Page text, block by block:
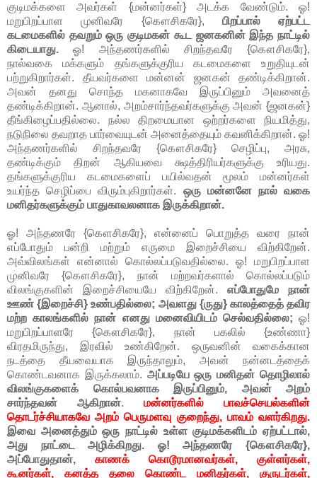
குடிமக்களை அவர்கள் {மன்னர்கள்} அடக்க வேண்டும். ஓ!
மறுபிறப்பாள முனிவரே {கௌசிகரே}, பிறப்பால் ஏற்பட்ட
கடமைகளில் தவறும் ஒரு குடிமகன் கூட ஜனகனின் இந்த நாட்டில்
கிடையாது. ஓ! அந்தணர்களில் சிறந்தவரே {கௌசிகரே},
நால்வகை மக்களும் தங்களுக்குரிய கடமைகளை உறுதியுடன்
பற்றுகிறார்கள். தீயவர்களை மன்னன் ஜனகன் தண்டிக்கிறான்.
அவன் தனது சொந்த மகனாகவே இருப்பினும் அவனைத்
தண்டிக்கிறான். ஆனால், அறம்சார்ந்தவர்களுக்கு அவன் {ஜனகன்}
தீங்கிழைப்பதில்லை. நல்ல திறமையான ஒற்றர்களை நியமித்து,
நடுநிலை தவறாத பார்வையுடன் அனைத்தையும் கவனிக்கிறான். ஓ!
அந்தணர்களில் சிறந்தவரே {கௌசிகரே} செழிப்பு, அரசு,
தண்டிக்கும் திறன் ஆகியவை க்ஷத்திரியர்களுக்கு உரியது.
தங்களுக்குரிய கடமைகளைப் பயில்வதன் மூலம் மன்னர்கள்
உயர்ந்த செழிப்பை விரும்புகிறார்கள். ஒரு மன்னனே நால் வகை
மனிதர்களுக்கும் பாதுகாவலனாக இருக்கிறான்.
ஓ! அந்தணரே {கௌசிகரே}, என்னைப் பொறுத்த வரை நான்
எப்போதும் பன்றி மற்றும் எருமை இறைச்சியை விற்கிறேன்.
அவ்விலங்கள் என்னால் கொல்லப்படுவதில்லை. ஓ! மறுபிறப்பாள
முனிவரே {கௌசிகரே}, நான் மற்றவர்களால் கொல்லப்படும்
விலங்குகளின் இறைச்சியையே விற்கிறேன். எப்போதுமே நான்
ஊண் {இறைச்சி} உண்பதில்லை; அவளது {ருது} காலத்தைத் தவிர
மற்ற காலங்களில் நான் எனது மனைவியிடம் செல்வதில்லை; ஓ!
மறுபிறப்பாளரே {கௌசிகரே}, நான் பகலில் {உண்ணா}
விரதமிருந்து, இரவில் உண்கிறேன். ஒருவனின் வகைக்கான
நடத்தை தீயவையாக இருந்தாலும், அவன் நன்னடத்தைக்
கொண்டவனாக இருக்கலாம். அப்படியே ஒரு மனிதன் தொழிலால்
விலங்குகளைக் கொல்பவனாக இருப்பினும், அவன் அறம்
சார்ந்தவன் ஆகிறான். மன்னர்களில் பாவச்செயல்களின்
தொடர்ச்சியாகவே அறம் பெருமளவு குறைந்து, பாவம் வளர்கிறது.
இவை அனைத்தும் ஒரு நாட்டில் உள்ள குடிமக்களிடம் ஏற்பட்டால்,
அது நாட்டை அழிக்கிறது. ஓ! அந்தணரே {கௌசிகரே},
அப்போதுதான், காணக் கொடூரமானவர்கள், குள்ளர்கள்,
கூனர்கள், கனத்த தலை கொண்ட மனிதர்கள், குருடர்கள்,